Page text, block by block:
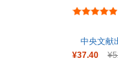
中央文献
¥37.40